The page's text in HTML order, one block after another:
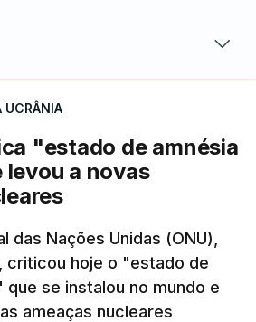
UCRÂNIA
"estado de amnésia
a novas
das Nações Unidas (ONU),
criticou hoje o "estado de
se instalou no mundo e
ameaças nucleares